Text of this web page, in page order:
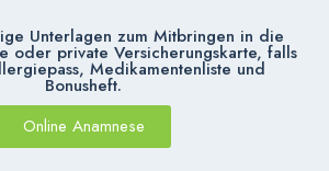
Unterlagen zum Mitbringen in die
oder private Versicherungskarte, falls
Medikamentenliste und
Bonusheft.
Online Anamnese